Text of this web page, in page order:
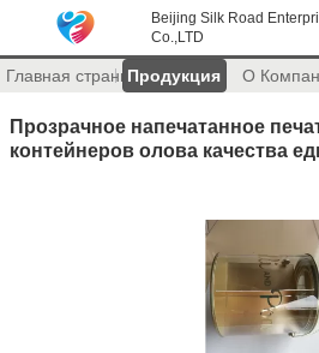
Beijing Silk Road
Co.,LTD
Главная страницаПродукция О
Прозрачное напечатанное
контейнеров олова качества